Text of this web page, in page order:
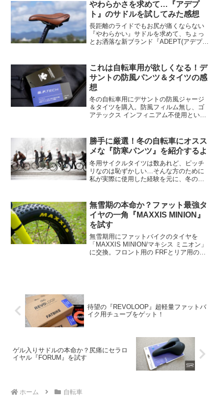
やわらかさを求めて…『アデプ
ト』のサドルを試してみた感想
長距離のライドでもお尻が痛くならない
『やわらかい』サドルを求めて、ちょっ
とお洒落な新ブランド『ADEPT(アデプ
ます。
これは自転車用が欲しくなる！デ
サントの防風パンツ＆タイツの感
想
冬の自転車用にデサントの防風ジャージ
＆タイツを購入。防風フィルム無し、ゴ
アテックス インフィニアム不使用という
揮するのかを実際にチェックしてみまし
た。
勝手に厳選！冬の自転車にオスス
メな『防寒パンツ』を紹介するよ
冬用サイクルタイツは数あれど、ピッチ
リなのは恥ずかしい…そんな方のために
私が実際に使用した経験を元に、冬の自
ップしてみました。
無雪期の本命か？ファット最強タ
イヤの一角『MAXXIS MINION』
を試す
無雪期用にファットバイクのタイヤを
「MAXXIS MINION/マキシス ミニオン」
に交換。フロント用の FRFとリア用の
待望の『REVOLOOP』超軽量ファットバ
イク用チューブをゲット！
ゲル入りサドルの本命か？尻痛にセラロ
イヤル『FORUM』を試す
ホーム 自転車